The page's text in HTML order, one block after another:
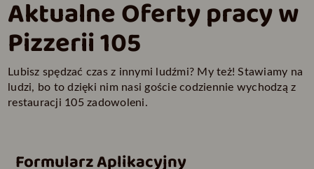
Aktualne Oferty pracy w
Pizzerii 105
Lubisz spędzać czas z innymi ludźmi? My też! Stawiamy na
ludzi, bo to dzięki nim nasi goście codziennie wychodzą z
restauracji 105 zadowoleni.
Formularz Aplikacyjny